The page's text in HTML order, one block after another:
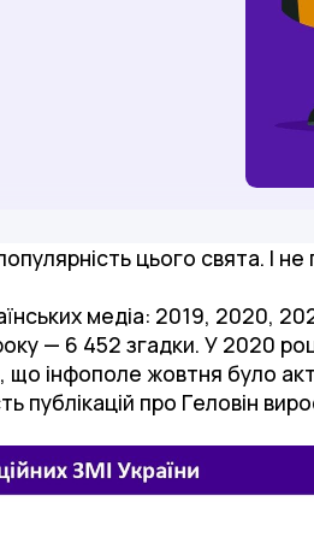
цього свята. І
медіа: 2019, 2020,
— 6 452 згадки. У 2020
що інфополе жовтня було
публікацій про Геловін